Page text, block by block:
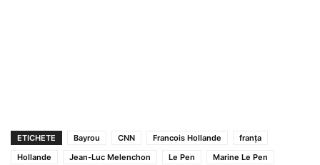
ETICHETE Bayrou CNN Francois Hollande
franţa
Hollande
Jean-Luc Melenchon Le Pen
Marine Le Pen